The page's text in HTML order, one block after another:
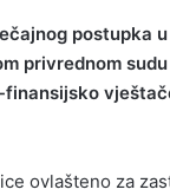
postupka u
privrednom
ovlašteno za